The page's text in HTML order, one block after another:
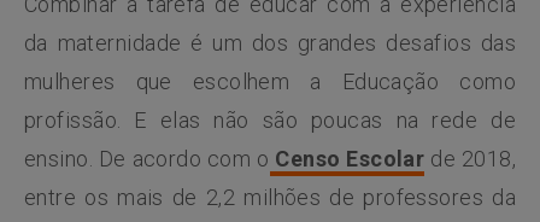
da maternidade é um dos grandes desafios das
mulheres que escolhem a Educação como
profissão. E elas não são poucas na rede de
ensino. De acordo com o Censo Escolar de 2018,
entre os mais de 2,2 milhões de professores da